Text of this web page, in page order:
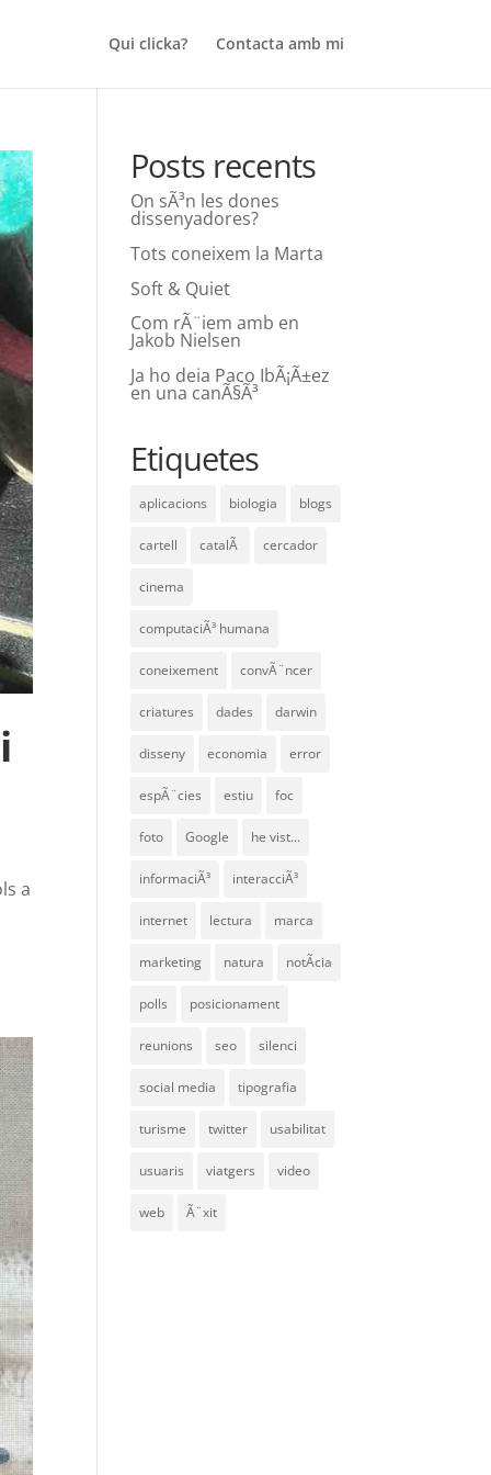
Qui clicka? Contacta amb mi
a
Posts recents
On sÃ³n les dones
dissenyadores?
Tots coneixem la Marta
Soft & Quiet
Com rÃ¨iem amb en
Jakob Nielsen
Ja ho deia Paco IbÃ¡Ã±ez
en una canÃ§Ã³
Etiquetes
aplicacions biologia blogs
cartell catalÃ cercador
cinema
computaciÃ³ humana
coneixement convÃ¨ncer
criatures dades darwin
disseny economia error
espÃ¨cies estiu foc
foto Google he vist...
informaciÃ³ interacciÃ³
internet lectura marca
marketing natura notÃ­cia
polls posicionament
reunions seo silenci
social media tipografia
turisme twitter usabilitat
usuaris viatgers video
web Ã¨xit